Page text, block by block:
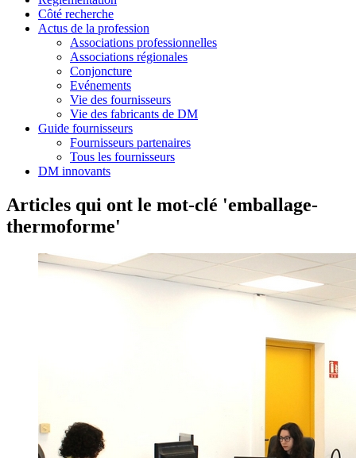
Côté recherche
Actus de la profession
Associations professionnelles
Associations régionales
Conjoncture
Evénements
Vie des fournisseurs
Vie des fabricants de DM
Guide fournisseurs
Fournisseurs partenaires
Tous les fournisseurs
DM innovants
Articles qui ont le mot-clé 'emballage-
thermoforme'